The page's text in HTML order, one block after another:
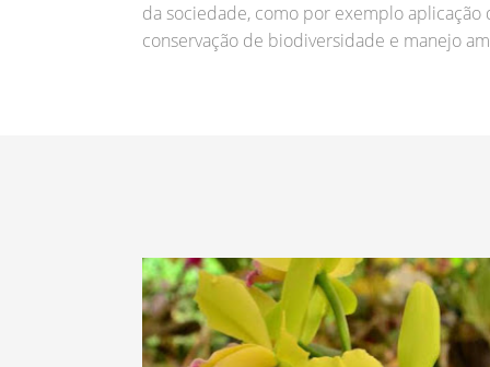
da sociedade, como por exemplo
conservação de biodiversidade e manejo